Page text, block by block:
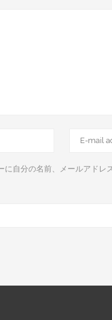
に自分の名前、メールアドレ